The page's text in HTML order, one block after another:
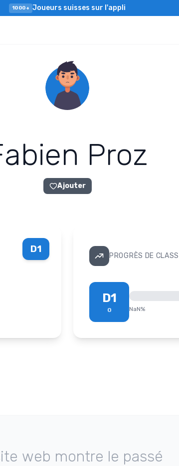
1000+ Joueurs suisses sur l'appli
abien Proz
Ajouter
D1
PROGRÈS DE
D1
0 NaN%
ite web montre le passé